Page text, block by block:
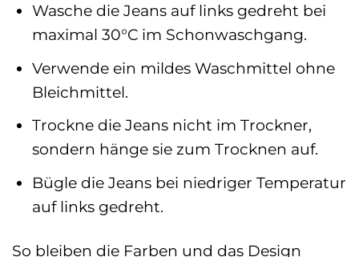
Wasche die Jeans auf links gedreht bei
maximal 30°C im Schonwaschgang.
Verwende ein mildes Waschmittel ohne
Bleichmittel.
Trockne die Jeans nicht im Trockner,
sondern hänge sie zum Trocknen auf.
Bügle die Jeans bei niedriger Temperatur
auf links gedreht.
So bleiben die Farben und das Design